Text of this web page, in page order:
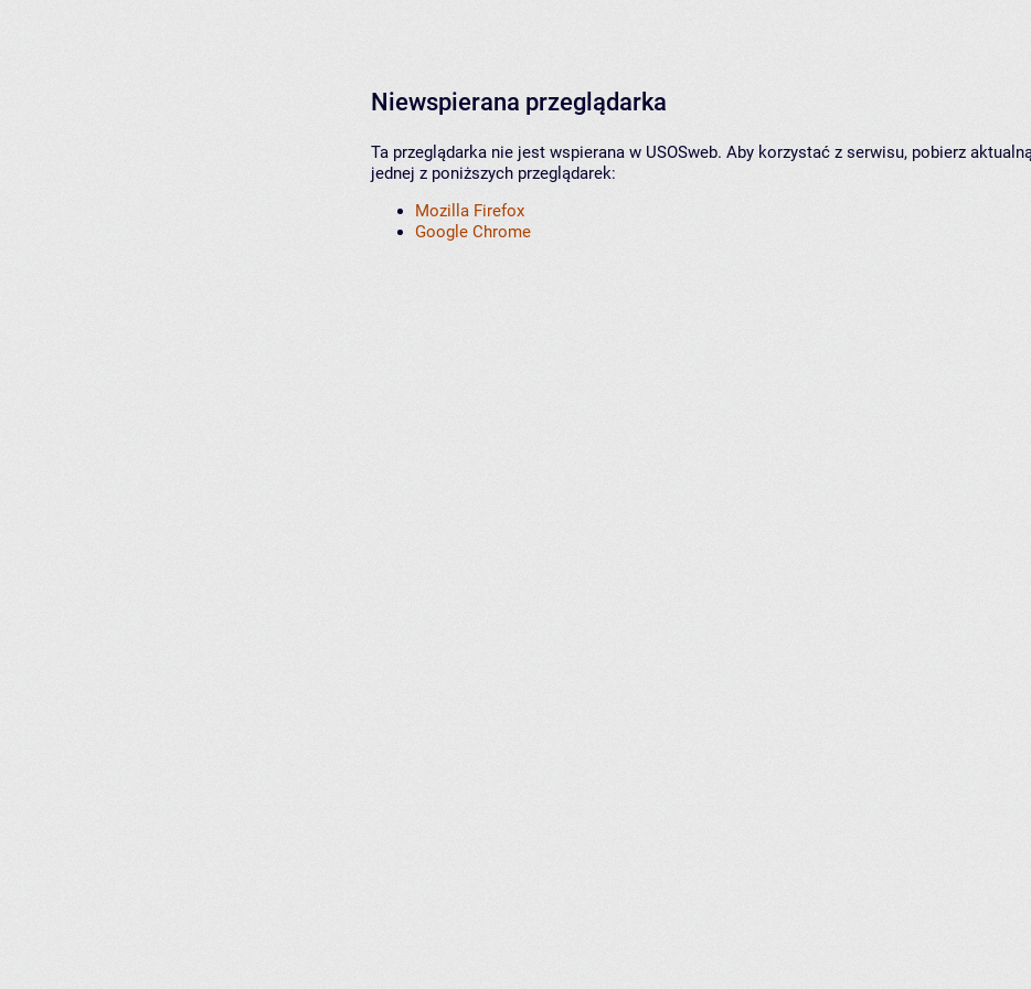
Niewspierana przeglądarka
Ta przeglądarka nie jest wspierana w USOSweb. Aby korzystać z serwisu, pobierz
jednej z poniższych przeglądarek:
Mozilla Firefox
Google Chrome